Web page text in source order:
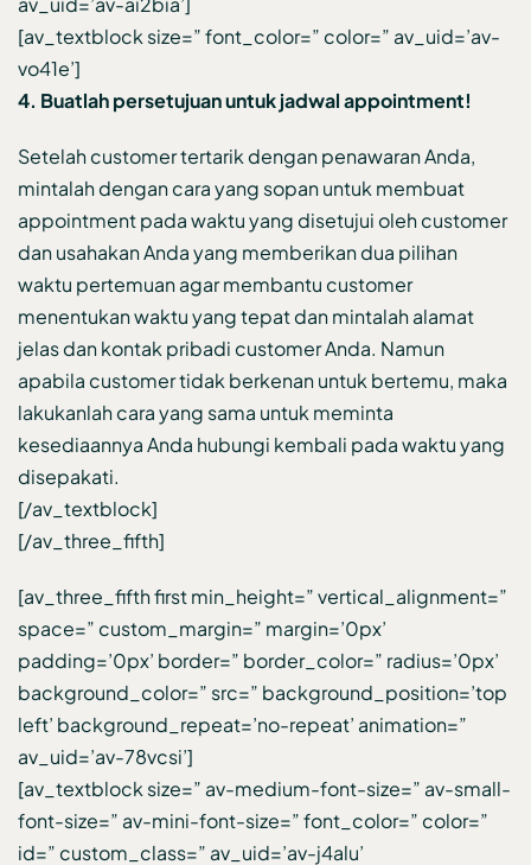
[av_textblock size=” font_color=” color=” av_uid=’av-
vo41e’]
4. Buatlah persetujuan untuk jadwal appointment!
Setelah customer tertarik dengan penawaran Anda,
mintalah dengan cara yang sopan untuk membuat
appointment pada waktu yang disetujui oleh customer
dan usahakan Anda yang memberikan dua pilihan
waktu pertemuan agar membantu customer
menentukan waktu yang tepat dan mintalah alamat
jelas dan kontak pribadi customer Anda. Namun
apabila customer tidak berkenan untuk bertemu, maka
lakukanlah cara yang sama untuk meminta
kesediaannya Anda hubungi kembali pada waktu yang
disepakati.
[/av_textblock]
[/av_three_fifth]
[av_three_fifth first min_height=” vertical_alignment=”
space=” custom_margin=” margin=’0px’
padding=’0px’ border=” border_color=” radius=’0px’
background_color=” src=” background_position=’top
left’ background_repeat=’no-repeat’ animation=”
av_uid=’av-78vcsi’]
[av_textblock size=” av-medium-font-size=” av-small-
font-size=” av-mini-font-size=” font_color=” color=”
id=” custom_class=” av_uid=’av-j4alu’